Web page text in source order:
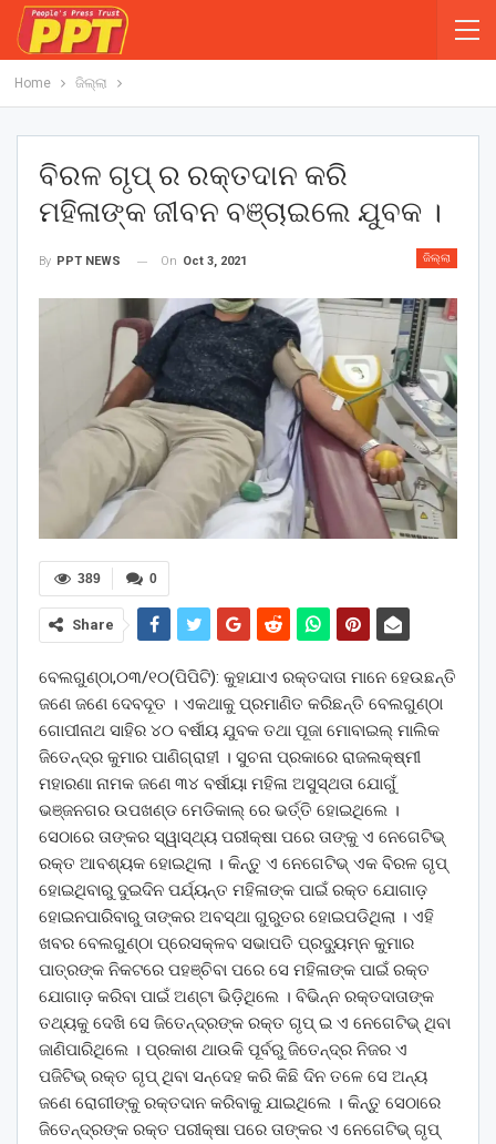
Home ଜିଲ୍ଲା
ବିରଳ ଗୃପ୍ ର ରକ୍ତଦାନ କରି
ମହିଳାଙ୍କ ଜୀବନ ବଞ୍ଚାଇଲେ ଯୁବକ ।
ଜିଲ୍ଲା
By PPT NEWS On Oct 3, 2021
0
389
Share
ବେଲଗୁଣ୍ଠା,୦୩/୧୦(ପିପିଟି): କୁହାଯାଏ ରକ୍ତଦାତା ମାନେ ହେଉଛନ୍ତି
ଜଣେ ଜଣେ ଦେବଦୂତ । ଏକଥାକୁ ପ୍ରମାଣିତ କରିଛନ୍ତି ବେଲଗୁଣ୍ଠା
ଗୋପୀନାଥ ସାହିର ୪୦ ବର୍ଷୀୟ ଯୁବକ ତଥା ପୂଜା ମୋବାଇଲ୍ ମାଲିକ
ଜିତେନ୍ଦ୍ର କୁମାର ପାଣିଗ୍ରାହୀ । ସୁଚନା ପ୍ରକାରେ ରାଜଲକ୍ଷ୍ମୀ
ମହାରଣା ନାମକ ଜଣେ ୩୪ ବର୍ଷୀୟା ମହିଳା ଅସୁସ୍ଥତା ଯୋଗୁଁ
ଭଞ୍ଜନଗର ଉପଖଣ୍ଡ ମେଡିକାଲ୍ ରେ ଭର୍ତ୍ତି ହୋଇଥିଲେ ।
ସେଠାରେ ତାଙ୍କର ସ୍ୱାସ୍ଥ୍ୟ ପରୀକ୍ଷା ପରେ ତାଙ୍କୁ ଏ ନେଗେଟିଭ୍
ରକ୍ତ ଆବଶ୍ୟକ ହୋଇଥିଲା । କିନ୍ତୁ ଏ ନେଗେଟିଭ୍ ଏକ ବିରଳ ଗୃପ୍
ହୋଇଥିବାରୁ ଦୁଇଦିନ ପର୍ଯ୍ୟନ୍ତ ମହିଳାଙ୍କ ପାଇଁ ରକ୍ତ ଯୋଗାଡ଼
ହୋଇନପାରିବାରୁ ତାଙ୍କର ଅବସ୍ଥା ଗୁରୁତର ହୋଇପଡିଥିଲା । ଏହି
ଖବର ବେଲଗୁଣ୍ଠା ପ୍ରେସକ୍ଳବ ସଭାପତି ପ୍ରଦ୍ୟୁମ୍ନ କୁମାର
ପାତ୍ରଙ୍କ ନିକଟରେ ପହଞ୍ଚିବା ପରେ ସେ ମହିଳାଙ୍କ ପାଇଁ ରକ୍ତ
ଯୋଗାଡ଼ କରିବା ପାଇଁ ଅଣ୍ଟା ଭିଡ଼ିଥିଲେ । ବିଭିନ୍ନ ରକ୍ତଦାତାଙ୍କ
ତଥ୍ୟକୁ ଦେଖି ସେ ଜିତେନ୍ଦ୍ରଙ୍କ ରକ୍ତ ଗୃପ୍ ଇ ଏ ନେଗେଟିଭ୍ ଥିବା
ଜାଣିପାରିଥିଲେ । ପ୍ରକାଶ ଥାଉକି ପୂର୍ବରୁ ଜିତେନ୍ଦ୍ର ନିଜର ଏ
ପଜିଟିଭ୍ ରକ୍ତ ଗୃପ୍ ଥିବା ସନ୍ଦେହ କରି କିଛି ଦିନ ତଳେ ସେ ଅନ୍ୟ
ଜଣେ ରୋଗୀଙ୍କୁ ରକ୍ତଦାନ କରିବାକୁ ଯାଇଥିଲେ । କିନ୍ତୁ ସେଠାରେ
ଜିତେନ୍ଦ୍ରଙ୍କ ରକ୍ତ ପରୀକ୍ଷା ପରେ ତାଙ୍କର ଏ ନେଗେଟିଭ୍ ଗୃପ୍